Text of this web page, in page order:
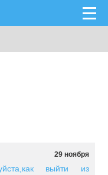
29 ноября
выйти из